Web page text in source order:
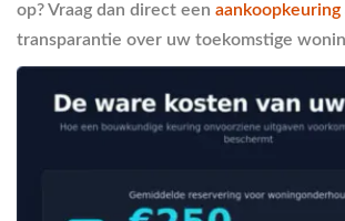
op? Vraag dan direct een aankoopkeuring
transparantie over uw toekomstige